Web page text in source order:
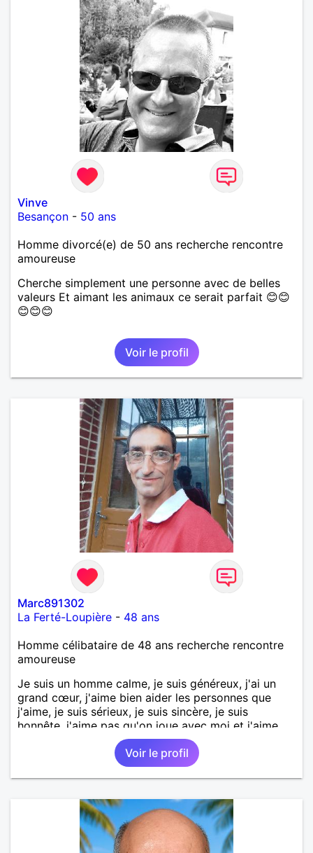
autant être trop locace. Je suis bourré de qualités
avec très peu de défauts. Je suis altruiste,
bienveillant, empathique, attentionné, honnête,
respectueux, doux de caractère et compréhensif : je
laisse « glisser » beaucoup de choses. Mais ne vous
m’éprenez pas Mesdames, si une personne que
j’aime me trahit une fois, il n’y aura pas de seconde
chance et je l’effacerai à « vitam eternam ».
Néanmoins, je suis un tout petit peu maniaque ainsi
qu’impatient. J’essaye de faire des efforts. Rien de
bien dramatique ! Du moins je le pense……Je suis un
homme facile à vivre. À vous si vous le souhaitez,
d’apprendre à me connaître davantage. J’en serai
ravi….A très bientôt je l’espère.
Vinve
Besançon - 50 ans
Homme divorcé(e) de 50 ans recherche rencontre
amoureuse
Cherche simplement une personne avec de belles
valeurs Et aimant les animaux ce serait parfait 😊😊
😊😊😊
Voir le profil
Marc891302
La Ferté-Loupière - 48 ans
Homme célibataire de 48 ans recherche rencontre
amoureuse
Je suis un homme calme, je suis généreux, j'ai un
grand cœur, j'aime bien aider les personnes que
j'aime, je suis sérieux, je suis sincère, je suis
honnête, j'aime pas qu'on joue avec moi et j'aime
pas les mensonges. Je cherche une relation
amoureuse et sérieuse.Voir le profil